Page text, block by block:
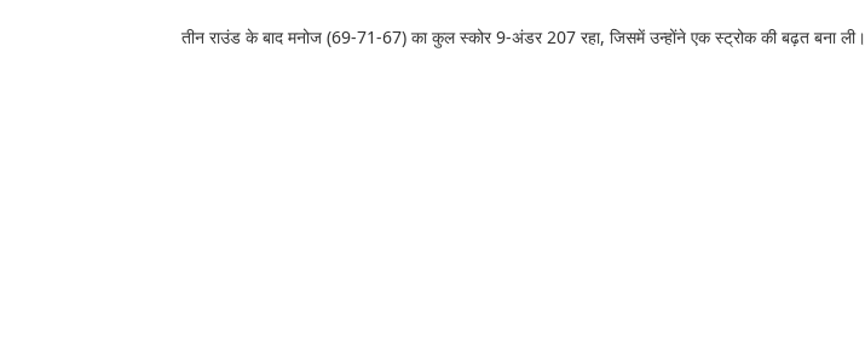
तीन राउंड के बाद मनोज (69-71-67) का कुल स्कोर 9-अंडर 207 रहा, जिसमें उन्होंने एक स्ट्रोक की बढ़त बना ली।